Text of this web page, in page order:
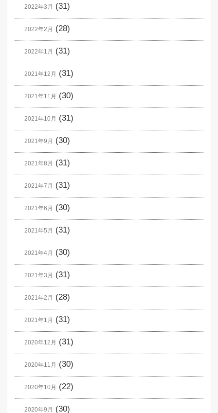
2022年3月 (31)
2022年2月 (28)
2022年1月 (31)
2021年12月 (31)
2021年11月 (30)
2021年10月 (31)
2021年9月 (30)
2021年8月 (31)
2021年7月 (31)
2021年6月 (30)
2021年5月 (31)
2021年4月 (30)
2021年3月 (31)
2021年2月 (28)
2021年1月 (31)
2020年12月 (31)
2020年11月 (30)
2020年10月 (22)
2020年9月 (30)